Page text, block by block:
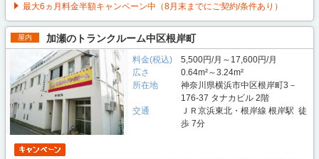
最大6ヵ月料金半額キャンペーン中（8月末までにご契約/条件あり）
屋内 加瀬のトランクルーム中区根岸町
料金(税込)
5,500円/月～17,600円/月
広さ
0.64m²～3.24m²
所在地
神奈川県横浜市中区根岸町3－
176-37 タナカビル 2階
交通
ＪＲ京浜東北・根岸線 根岸駅 徒
歩 7分